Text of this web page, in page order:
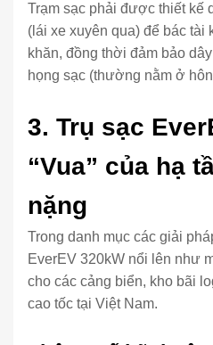
Trạm sạc phải được thiết kế
(lái xe xuyên qua) để bác tài
khăn, đồng thời đảm bảo
họng sạc (thường nằm ở
3. Trụ sạc
“Vua” của hạ
nặng
Trong danh mục các giải
EverEV 320kW nổi lên như
cho các cảng biển, kho bãi
cao tốc tại Việt Nam.